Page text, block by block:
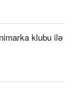
klubu ilə